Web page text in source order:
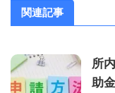
関連記事
所
助